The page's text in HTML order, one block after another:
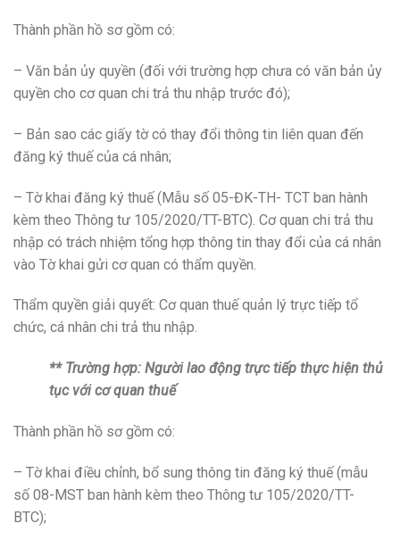
Thành phần hồ sơ gồm có:
– Văn bản ủy quyền (đối với trường hợp chưa có văn bản ủy
quyền cho cơ quan chi trả thu nhập trước đó);
– Bản sao các giấy tờ có thay đổi thông tin liên quan đến
đăng ký thuế của cá nhân;
– Tờ khai đăng ký thuế (Mẫu số 05-ĐK-TH- TCT ban hành
kèm theo Thông tư 105/2020/TT-BTC). Cơ quan chi trả thu
nhập có trách nhiệm tổng hợp thông tin thay đổi của cá nhân
vào Tờ khai gửi cơ quan có thẩm quyền.
Thẩm quyền giải quyết: Cơ quan thuế quản lý trực tiếp tổ
chức, cá nhân chi trả thu nhập.
** Trường hợp: Người lao động trực tiếp thực hiện thủ
tục với cơ quan thuế
Thành phần hồ sơ gồm có:
– Tờ khai điều chỉnh, bổ sung thông tin đăng ký thuế (mẫu
số 08-MST ban hành kèm theo Thông tư 105/2020/TT-
BTC);